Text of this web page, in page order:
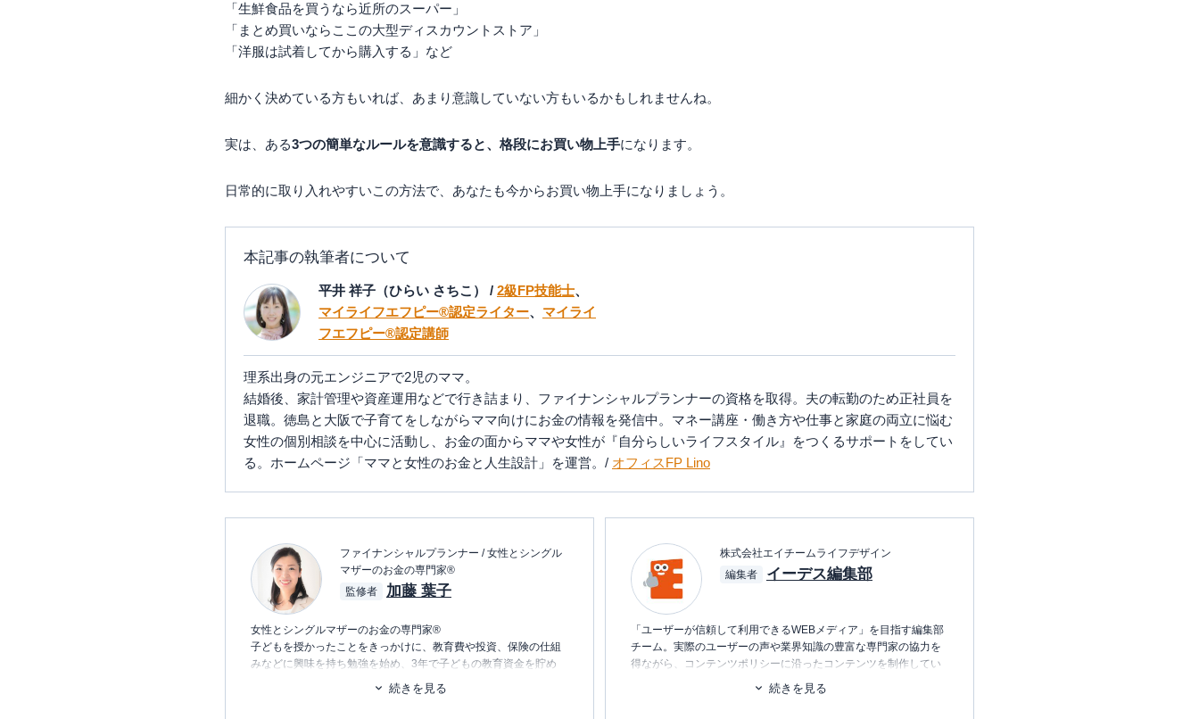
「生鮮食品を買うなら近所のスーパー」
「まとめ買いならここの大型ディスカウントストア」
「洋服は試着してから購入する」など
細かく決めている方もいれば、あまり意識していない方もいるかもしれませんね。
実は、ある3つの簡単なルールを意識すると、格段にお買い物上手になります。
日常的に取り入れやすいこの方法で、あなたも今からお買い物上手になりましょう。
本記事の執筆者について
平井 祥子（ひらい さちこ） / 2級FP技能士、
マイライフエフピー®認定ライター、 マイライ
フエフピー®認定講師
理系出身の元エンジニアで2児のママ。
結婚後、家計管理や資産運用などで行き詰まり、ファイナンシャルプランナーの資格を取得。夫の転勤のため正社員を
退職。徳島と大阪で子育てをしながらママ向けにお金の情報を発信中。マネー講座・働き方や仕事と家庭の両立に悩む
女性の個別相談を中心に活動し、お金の面からママや女性が『自分らしいライフスタイル』をつくるサポートをしてい
る。ホームページ「ママと女性のお金と人生設計」を運営。/ オフィスFP Lino
ファイナンシャルプランナー / 女性とシングル
マザーのお金の専門家®
監修者
加藤 葉子
女性とシングルマザーのお金の専門家®
子どもを授かったことをきっかけに、教育費や投資、保険の仕組
みなどに興味を持ち勉強を始め、3年で子どもの教育資金を貯め
NHKのコラム執筆がきっかけでFPとして起業。現在は、離婚・シ
続きを見る
株式会社エイチームライフデザイン
編集者
イーデス編集部
「ユーザーが信頼して利用できるWEBメディア」を目指す編集部
チーム。実際のユーザーの声や業界知識の豊富な専門家の協力を
得ながら、コンテンツポリシーに沿ったコンテンツを制作してい
ます。暮らしに関するトピックを中心に、読者の「まよい」を解
消し、最適な選択を支援するためのコンテンツを制作中です。
続きを見る